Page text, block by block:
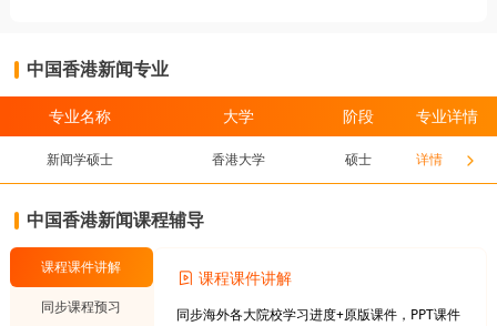
中国香港新闻专业
专业名称 大学 阶段 专业详情
新闻学硕士 香港大学 硕士 详情
中国香港新闻课程辅导
课程课件讲解
同步课程预习
课程课件讲解
同步海外各大院校学习进度+原版课件，PPT课件